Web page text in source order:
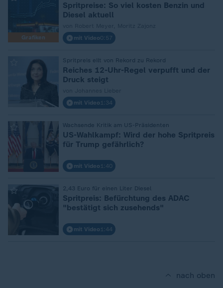
Grafiken
Spritpreise: So viel kosten Benzin und
Diesel aktuell
mit Video0:57
Spritpreis eilt von Rekord zu Rekord
Reiches 12-Uhr-Regel verpufft und der
Druck steigt
mit Video 1:34
Wachsende Kritik am US-Präsidenten
US-Wahlkampf: Wird der hohe Spritpreis
für Trump gefährlich?
mit Video 1:40
2,43 Euro für einen Liter Diesel
:
Spritpreis: Befürchtung des ADAC
"bestätigt sich zusehends"
mit Video 1:44
nach oben